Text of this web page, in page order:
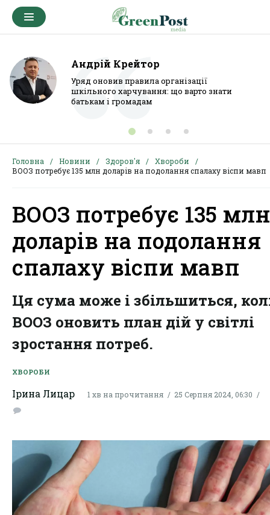
Андрій Крейтор
Уряд оновив правила організації
шкільного харчування: що варто знати
батькам і громадам
Головна Новини Здоров'я
Хвороби
ВООЗ потребує 135 млн доларів на подолання спалаху віспи мавп
ВООЗ потребує 135 млн
доларів на подолання
спалаху віспи мавп
Ця сума може і збільшиться,
ВООЗ оновить план дій у світлі
зростання потреб.
ХВОРОБИ
Ірина Лицар 1 хв на прочитання 25 Серпня 2024, 06:30